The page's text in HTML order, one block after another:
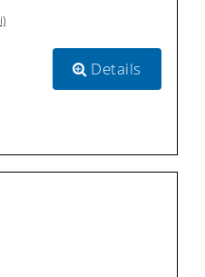
Details